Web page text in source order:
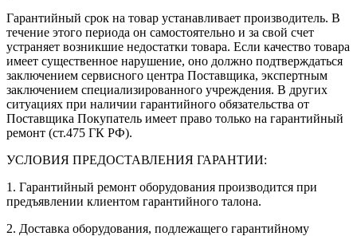
Гарантийный срок на товар устанавливает производитель. В
течение этого периода он самостоятельно и за свой счет
устраняет возникшие недостатки товара. Если качество товара
имеет существенное нарушение, оно должно подтверждаться
заключением сервисного центра Поставщика, экспертным
заключением специализированного учреждения. В других
ситуациях при наличии гарантийного обязательства от
Поставщика Покупатель имеет право только на гарантийный
ремонт (ст.475 ГК РФ).
УСЛОВИЯ ПРЕДОСТАВЛЕНИЯ ГАРАНТИИ:
1. Гарантийный ремонт оборудования производится при
предъявлении клиентом гарантийного талона.
2. Доставка оборудования, подлежащего гарантийному